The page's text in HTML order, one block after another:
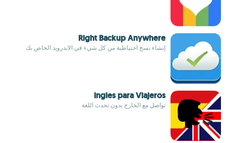
Right Backup Anywhere
إنشاء نسخ احتياطية من كل شيء في الاندرويد الخاص بك
Ingles para Viajeros
تواصل مع الخارج بدون تحدث اللغة